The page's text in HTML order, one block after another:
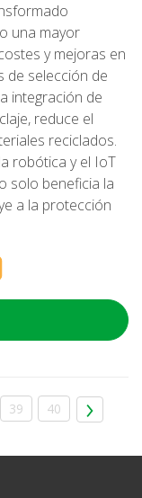
una mayor
y mejoras en
de selección de
integración de
reduce el
reciclados.
robótica y el IoT
solo beneficia la
a la protección
39 40